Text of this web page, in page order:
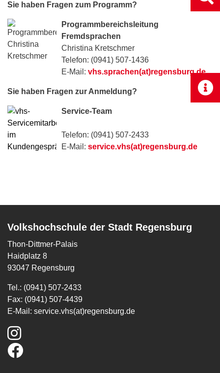
Sie haben Fragen zum Programm?
Programmbereichsleitung
Fremdsprachen
Christina Kretschmer
Telefon: (0941) 507-1436
E-Mail: vhs.sprachen(at)regensburg.de
Sie haben Fragen zur Anmeldung?
Service-Team
Telefon: (0941) 507-2433
E-Mail: service.vhs(at)regensburg.de
Volkshochschule der Stadt Regensburg
Thon-Dittmer-Palais
Haidplatz 8
93047 Regensburg
Tel.: (0941) 507-2433
Fax: (0941) 507-4439
E-Mail: service.vhs(at)regensburg.de